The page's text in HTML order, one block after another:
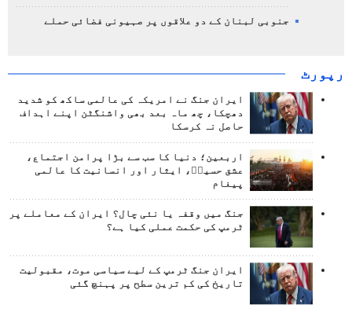
جنوبی لبنان کے دو علاقوں پر صہیونی فضائی حملے
رپورٹ
ایران جنگ نے امریکہ کی عالمی ساکھ کو شدید
دھچکا، چھ ماہ بعد بھی واشنگٹن اپنے اہداف
حاصل نہ کرسکا
اربعین؛ دنیا کا سب سے بڑا پرامن اجتماع،
عشق حسینؑ، ایثار اور انسانیت کا عالمی
پیغام
جنگ میں وقفہ یا نئی چال؟ ایران کے معاملے پر
ٹرمپ کی حکمت عملی کیا ہے؟
ایران جنگ ٹرمپ کے لیے سیاسی موت، مقبولیت
تاریخ کی کم ترین سطح پر پہنچ گئی